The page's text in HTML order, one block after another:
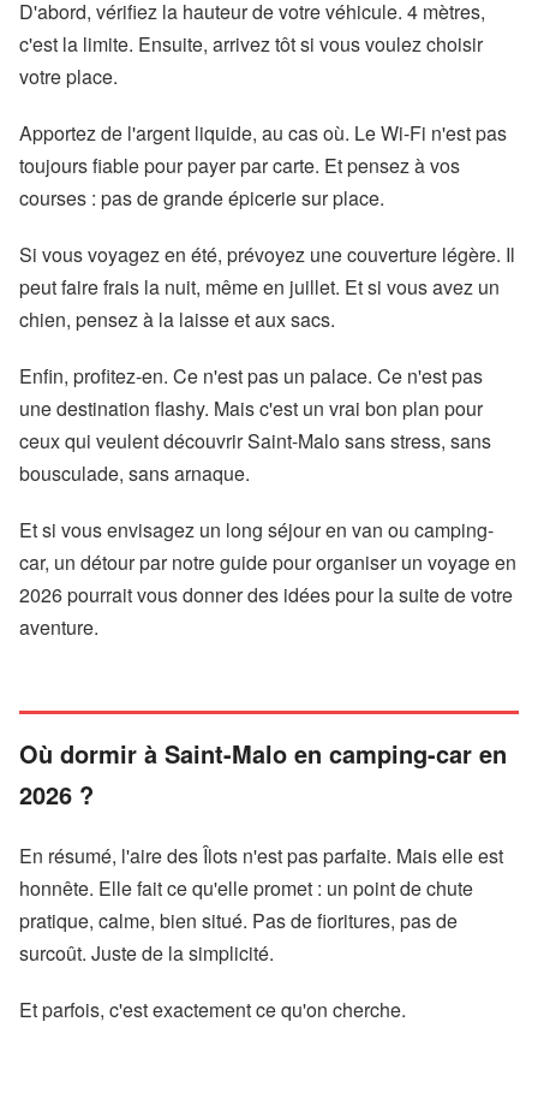
D'abord, vérifiez la hauteur de votre véhicule. 4 mètres,
c'est la limite. Ensuite, arrivez tôt si vous voulez choisir
votre place.
Apportez de l'argent liquide, au cas où. Le Wi-Fi n'est pas
toujours fiable pour payer par carte. Et pensez à vos
courses : pas de grande épicerie sur place.
Si vous voyagez en été, prévoyez une couverture légère. Il
peut faire frais la nuit, même en juillet. Et si vous avez un
chien, pensez à la laisse et aux sacs.
Enfin, profitez-en. Ce n'est pas un palace. Ce n'est pas
une destination flashy. Mais c'est un vrai bon plan pour
ceux qui veulent découvrir Saint-Malo sans stress, sans
bousculade, sans arnaque.
Et si vous envisagez un long séjour en van ou camping-
car, un détour par notre guide pour organiser un voyage en
2026 pourrait vous donner des idées pour la suite de votre
aventure.
Où dormir à Saint-Malo en camping-car en
2026 ?
En résumé, l'aire des Îlots n'est pas parfaite. Mais elle est
honnête. Elle fait ce qu'elle promet : un point de chute
pratique, calme, bien situé. Pas de fioritures, pas de
surcoût. Juste de la simplicité.
Et parfois, c'est exactement ce qu'on cherche.